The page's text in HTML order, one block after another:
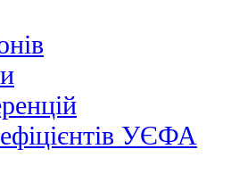
УЄФА